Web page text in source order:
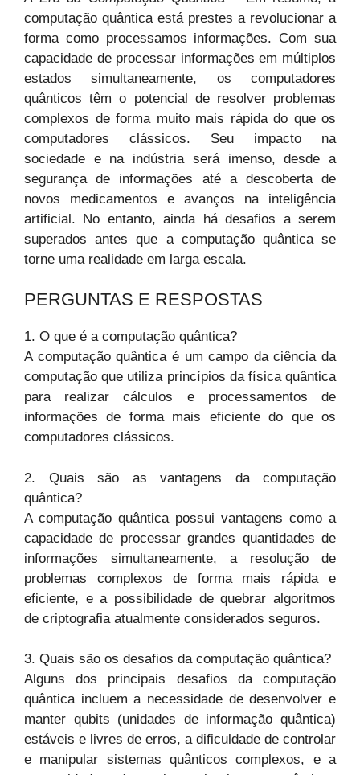
computação quântica está prestes a revolucionar a
forma como processamos informações. Com sua
capacidade de processar informações em múltiplos
estados simultaneamente, os computadores
quânticos têm o potencial de resolver problemas
complexos de forma muito mais rápida do que os
computadores clássicos. Seu impacto na
sociedade e na indústria será imenso, desde a
segurança de informações até a descoberta de
novos medicamentos e avanços na inteligência
artificial. No entanto, ainda há desafios a serem
superados antes que a computação quântica se
torne uma realidade em larga escala.
PERGUNTAS E RESPOSTAS
1. O que é a computação quântica?
A computação quântica é um campo da ciência da
computação que utiliza princípios da física quântica
para realizar cálculos e processamentos de
informações de forma mais eficiente do que os
computadores clássicos.
2. Quais são as vantagens da computação
quântica?
A computação quântica possui vantagens como a
capacidade de processar grandes quantidades de
informações simultaneamente, a resolução de
problemas complexos de forma mais rápida e
eficiente, e a possibilidade de quebrar algoritmos
de criptografia atualmente considerados seguros.
3. Quais são os desafios da computação quântica?
Alguns dos principais desafios da computação
quântica incluem a necessidade de desenvolver e
manter qubits (unidades de informação quântica)
estáveis e livres de erros, a dificuldade de controlar
e manipular sistemas quânticos complexos, e a